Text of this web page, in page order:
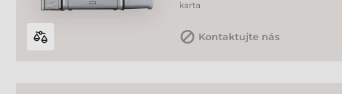
karta
Kontaktujte nás